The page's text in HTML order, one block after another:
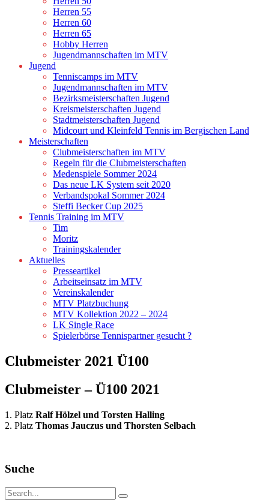
Herren 55
Herren 60
Herren 65
Hobby Herren
Jugendmannschaften im MTV
Jugend
Tenniscamps im MTV
Jugendmannschaften im MTV
Bezirksmeisterschaften Jugend
Kreismeisterschaften Jugend
Stadtmeisterschaften Jugend
Midcourt und Kleinfeld Tennis im Bergischen Land
Meisterschaften
Clubmeisterschaften im MTV
Regeln für die Clubmeisterschaften
Medenspiele Sommer 2024
Das neue LK System seit 2020
Verbandspokal Sommer 2024
Steffi Becker Cup 2025
Tennis Training im MTV
Tim
Moritz
Trainingskalender
Aktuelles
Presseartikel
Arbeitseinsatz im MTV
Vereinskalender
MTV Platzbuchung
MTV Kollektion 2022 – 2024
LK Single Race
Spielerbörse Tennispartner gesucht ?
Clubmeister 2021 Ü100
Clubmeister – Ü100 2021
1. Platz Ralf Hölzel und Torsten Halling
2. Platz Thomas Jauczus und Thorsten Selbach
Suche